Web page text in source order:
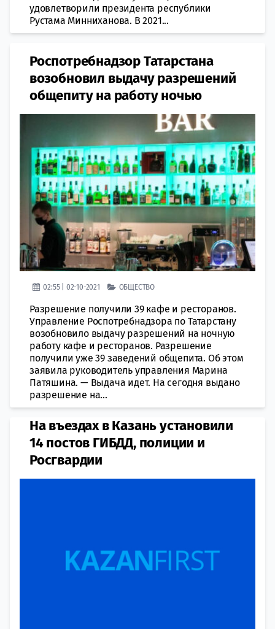
удовлетворили президента республики
Рустама Минниханова. В 2021...
Роспотребнадзор Татарстана
возобновил выдачу разрешений
общепиту на работу ночью
02:55 | 02-10-2021 ОБЩЕСТВО
Разрешение получили 39 кафе и ресторанов.
Управление Роспотребнадзора по Татарстану
возобновило выдачу разрешений на ночную
работу кафе и ресторанов. Разрешение
получили уже 39 заведений общепита. Об этом
заявила руководитель управления Марина
Патяшина. — Выдача идет. На сегодня выдано
разрешение на...
На въездах в Казань установили
14 постов ГИБДД, полиции и
Росгвардии